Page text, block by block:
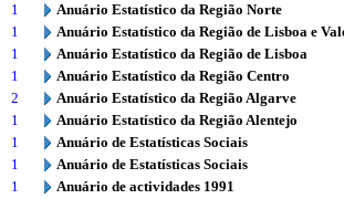
1
Anuário Estatístico da Região Norte
1
Anuário Estatístico da Região de Lisboa e
1
Anuário Estatístico da Região de Lisboa
1
Anuário Estatístico da Região Centro
2
Anuário Estatístico da Região Algarve
1
Anuário Estatístico da Região Alentejo
1
Anuário de Estatísticas Sociais
1
Anuário de Estatísticas Sociais
1
Anuário de actividades 1991